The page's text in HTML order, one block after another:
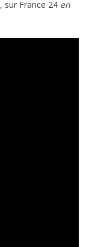
, sur France 24 en